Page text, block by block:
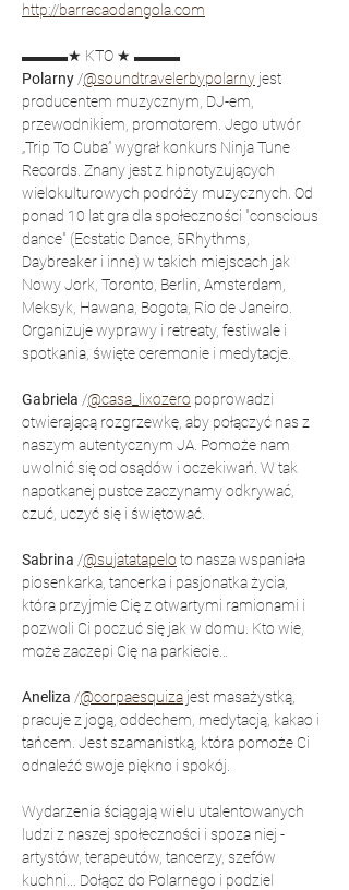
http://barracaodangola.com
▬▬▬★ KTO ★ ▬▬▬
Polarny /@soundtravelerbypolarny jest
producentem muzycznym, DJ-em,
przewodnikiem, promotorem. Jego utwór
„Trip To Cuba” wygrał konkurs Ninja Tune
Records. Znany jest z hipnotyzujących
wielokulturowych podróży muzycznych. Od
ponad 10 lat gra dla społeczności "conscious
dance" (Ecstatic Dance, 5Rhythms,
Daybreaker i inne) w takich miejscach jak
Nowy Jork, Toronto, Berlin, Amsterdam,
Meksyk, Hawana, Bogota, Rio de Janeiro.
Organizuje wyprawy i retreaty, festiwale i
spotkania, święte ceremonie i medytacje.
Gabriela /@casa_lixozero poprowadzi
otwierającą rozgrzewkę, aby połączyć nas z
naszym autentycznym JA. Pomoże nam
uwolnić się od osądów i oczekiwań. W tak
napotkanej pustce zaczynamy odkrywać,
czuć, uczyć się i świętować.
Sabrina /@sujatatapelo to nasza wspaniała
piosenkarka, tancerka i pasjonatka życia,
która przyjmie Cię z otwartymi ramionami i
pozwoli Ci poczuć się jak w domu. Kto wie,
może zaczepi Cię na parkiecie…
Aneliza /@corpaesquiza jest masażystką,
pracuje z jogą, oddechem, medytacją, kakao i
tańcem. Jest szamanistką, która pomoże Ci
odnaleźć swoje piękno i spokój.
Wydarzenia ściągają wielu utalentowanych
ludzi z naszej społeczności i spoza niej -
artystów, terapeutów, tancerzy, szefów
kuchni... Dołącz do Polarnego i podziel